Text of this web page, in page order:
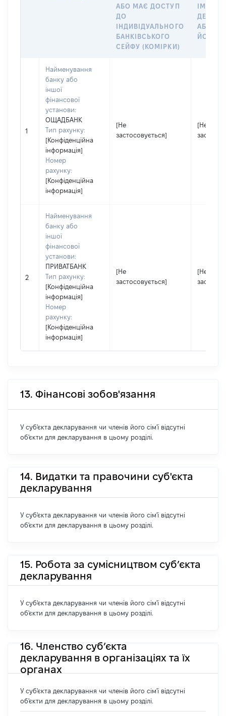
АБО МАЄ ДОСТУП
ДО
ІНДИВІДУАЛЬНОГО
БАНКІВСЬКОГО
СЕЙФУ (КОМІРКИ)
ІМ’Я
АБО
ЙОГО
1
Найменування
банку або
іншої
фінансової
установи:
ОЩАДБАНК
Тип рахунку:
[Конфіденційна
інформація]
Номер
рахунку:
[Конфіденційна
інформація]
[Не
застосовується]
[Не
2
Найменування
банку або
іншої
фінансової
установи:
ПРИВАТБАНК
Тип рахунку:
[Конфіденційна
інформація]
Номер
рахунку:
[Конфіденційна
інформація]
[Не
застосовується]
[Не
13. Фінансові зобов'язання
У суб'єкта декларування чи членів його сім'ї відсутні
об'єкти для декларування в цьому розділі.
14. Видатки та правочини суб'єкта
декларування
У суб'єкта декларування чи членів його сім'ї відсутні
об'єкти для декларування в цьому розділі.
15. Робота за сумісництвом суб’єкта
декларування
У суб'єкта декларування чи членів його сім'ї відсутні
об'єкти для декларування в цьому розділі.
16. Членство суб’єкта
декларування в організаціях та їх
органах
У суб'єкта декларування чи членів його сім'ї відсутні
об'єкти для декларування в цьому розділі.